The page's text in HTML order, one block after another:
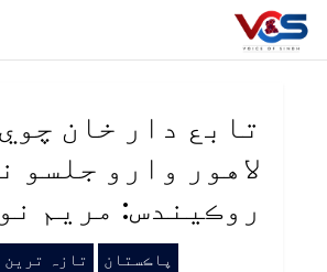
تابع دار خان
لاهور وارو جلسو
روڪيندس: مريم
پاڪستان تازہ ترین